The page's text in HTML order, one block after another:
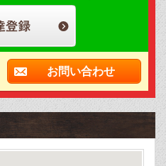
お問い合わせ